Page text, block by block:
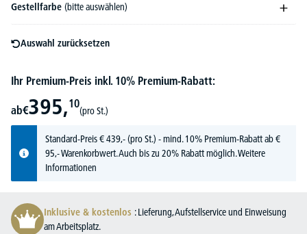
Gestellfarbe (bitte auswählen)
Auswahl zurücksetzen
Ihr Premium-Preis inkl. 10% Premium-Rabatt:
ab€395,10
(pro St.)
Standard-Preis€439,-(pro St.) - mind. 10% Premium-Rabatt ab €
95,- Warenkorbwert. Auch bis zu 20% Rabatt möglich.Weitere
Informationen
Inklusive & kostenlos : Lieferung, Aufstellservice und Einweisung
am Arbeitsplatz.